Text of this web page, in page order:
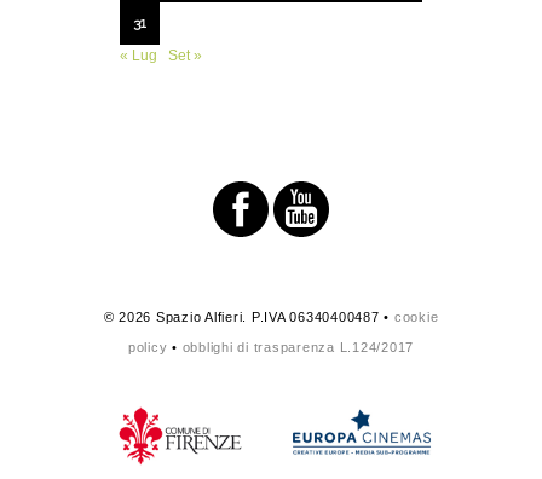
31
« Lug
Set »
© 2026 Spazio Alfieri. P.IVA 06340400487 • cookie
policy • obblighi di trasparenza L.124/2017